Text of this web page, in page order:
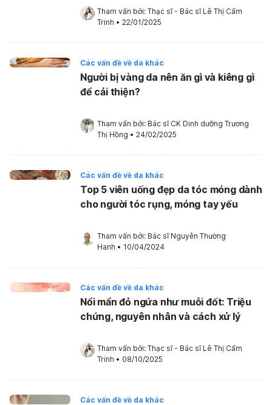
Tham vấn bởi: Thạc sĩ - Bác sĩ Lê Thị Cẩm
Trinh • 22/01/2025
Các vấn đề về da khác
Người bị vàng da nên ăn gì và kiêng gì
để cải thiện?
Tham vấn bởi: Bác sĩ CK Dinh dưỡng Trương
Thị Hồng • 24/02/2025
Các vấn đề về da khác
Top 5 viên uống đẹp da tóc móng dành
cho người tóc rụng, móng tay yếu
Tham vấn bởi: Bác sĩ Nguyễn Thường
Hanh • 10/04/2024
Các vấn đề về da khác
Nổi mẩn đỏ ngứa như muỗi đốt: Triệu
chứng, nguyên nhân và cách xử lý
Tham vấn bởi: Thạc sĩ - Bác sĩ Lê Thị Cẩm
Trinh • 08/10/2025
Các vấn đề về da khác